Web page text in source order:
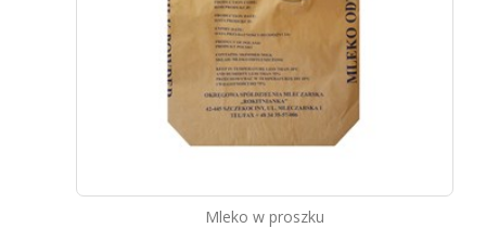
Mleko w proszku